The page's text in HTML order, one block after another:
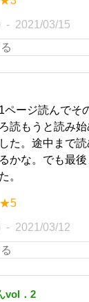
2021/03/15
ページ読んでそ
読もうと読み
た。途中まで
かな。でも最
。
★5
2021/03/12
vol．2